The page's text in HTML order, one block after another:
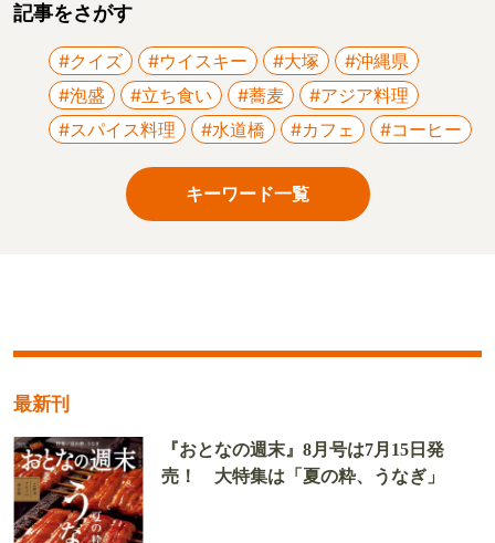
記事をさがす
#クイズ #ウイスキー #大塚
#沖縄県
#泡盛
#立ち食い #蕎麦
#アジア料理
#スパイス料理
#水道橋 #カフェ #コーヒー
キーワード一覧
最新刊
『おとなの週末』8月号は7月15日発
売！ 大特集は「夏の粋、うなぎ」